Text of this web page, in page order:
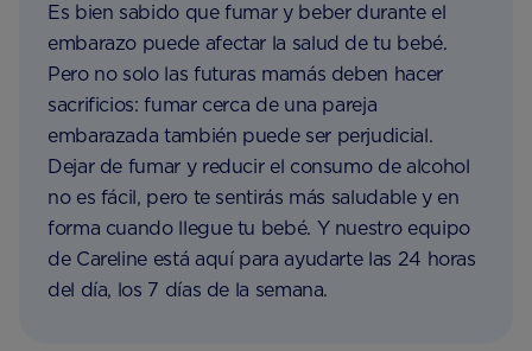
Es bien sabido que fumar y beber durante el
embarazo puede afectar la salud de tu bebé.
Pero no solo las futuras mamás deben hacer
sacrificios: fumar cerca de una pareja
embarazada también puede ser perjudicial.
Dejar de fumar y reducir el consumo de alcohol
no es fácil, pero te sentirás más saludable y en
forma cuando llegue tu bebé. Y nuestro equipo
de Careline está aquí para ayudarte las 24 horas
del día, los 7 días de la semana.